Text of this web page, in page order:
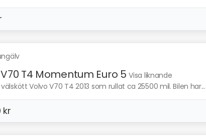
T4 Momentum Euro 5 Visa liknande
Volvo V70 T4 2013 som rullat ca 25500 mil. Bilen har...
kr